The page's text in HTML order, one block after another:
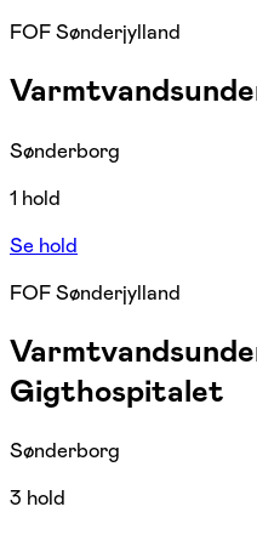
FOF Sønderjylland
Sønderborg
1 hold
Se hold
FOF Sønderjylland
Gigthospitalet
Sønderborg
3 hold